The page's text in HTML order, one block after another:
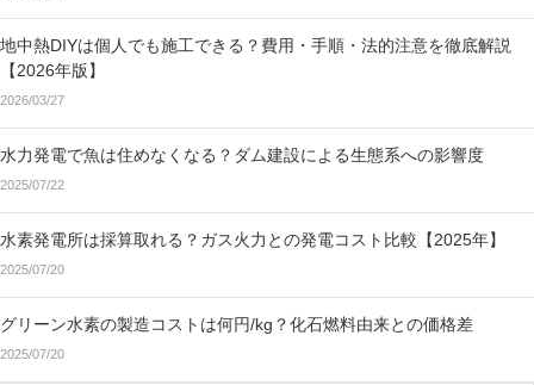
地中熱DIYは個人でも施工できる？費用・手順・法的注意を徹底解説
【2026年版】
2026/03/27
水力発電で魚は住めなくなる？ダム建設による生態系への影響度
2025/07/22
水素発電所は採算取れる？ガス火力との発電コスト比較【2025年】
2025/07/20
グリーン水素の製造コストは何円/kg？化石燃料由来との価格差
2025/07/20